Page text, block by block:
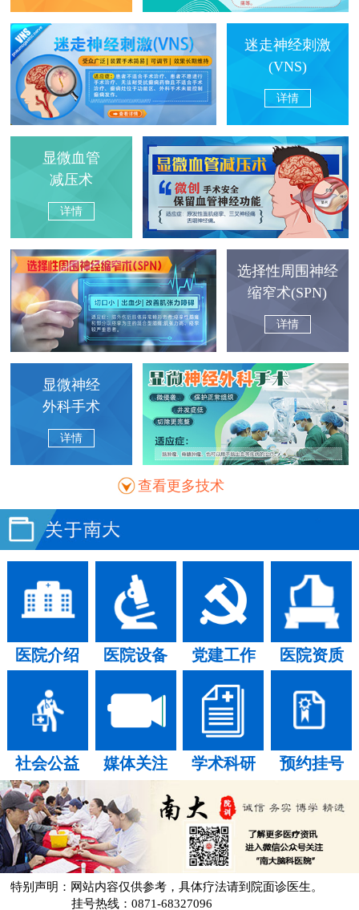
迷走神经刺激
(VNS)
详情
显微血管
减压术
详情
选择性周围神经
缩窄术(SPN)
详情
显微神经
外科手术
详情
查看更多技术
医院介绍 医院设备 党建工作 医院资质
社会公益 媒体关注 学术科研 预约挂号
特别声明：网站内容仅供参考，具体疗法请到院面诊医生。
挂号热线：0871-68327096